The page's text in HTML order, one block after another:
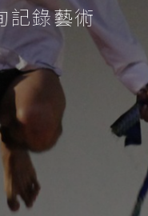
記錄藝術